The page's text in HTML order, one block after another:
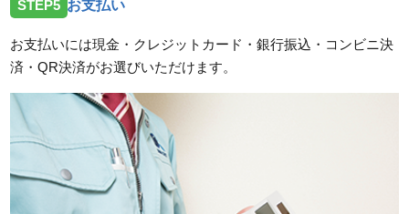
STEP5 お支払い
お支払いには現金・クレジットカード・銀行振込・コンビニ決
済・QR決済がお選びいただけます。